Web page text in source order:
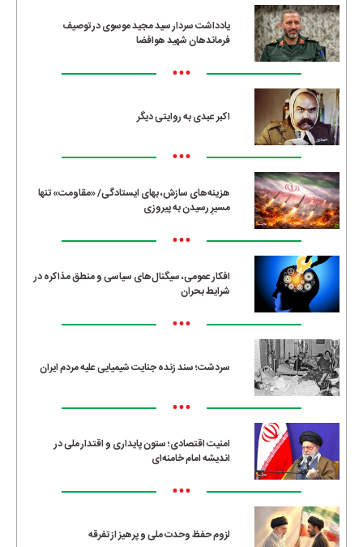
یادداشت سردار سید مجید موسوی در توصیف
فرماندهان شهید هوافضا
•••
اکبر عبدی به روایتی دیگر
•••
هزینه‌های سازش، بهای ایستادگی/ «مقاومت» تنها
مسیرِ رسیدن به پیروزی
•••
افکار عمومی، سیگنال‌های سیاسی و منطق مذاکره در
شرایط بحران
•••
سردشت؛ سند زنده جنایت شیمیایی علیه مردم ایران
•••
امنیت اقتصادی؛ ستون پایداری و اقتدار ملی در
اندیشه امام خامنه‌ای
•••
لزوم حفظ وحدت ملی و پرهیز از تفرقه